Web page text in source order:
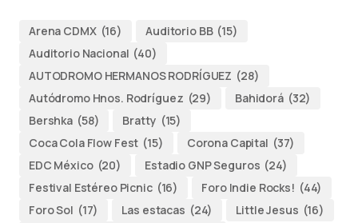
Arena CDMX (16) Auditorio BB (15)
Auditorio Nacional (40)
AUTODROMO HERMANOS RODRÍGUEZ (28)
Autódromo Hnos. Rodríguez (29) Bahidorá (32)
Bershka (58) Bratty (15)
Coca Cola Flow Fest (15) Corona Capital (37)
EDC México (20) Estadio GNP Seguros (24)
Festival Estéreo Picnic (16) Foro Indie Rocks! (44)
Foro Sol (17) Las estacas (24) Little Jesus (16)